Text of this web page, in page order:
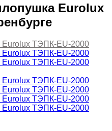
Eurolux